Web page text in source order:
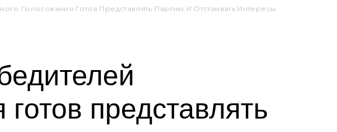
Голосования Готов Представлять Партию И Отстаивать Интересы
представлять